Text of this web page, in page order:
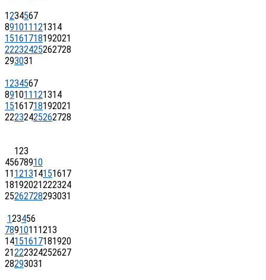
1234567
891011 121314
15161718192021
22232425262728
293031
1234567
891011 121314
15161718192021
22232425262728
123
45678910
11 121314151617
18192021222324
25262728293031
123456
7891011 1213
14151617181920
21222324252627
28293031